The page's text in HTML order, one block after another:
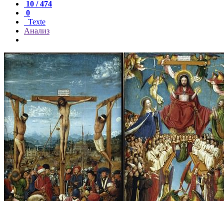
10 / 474
0
Texte
Анализ